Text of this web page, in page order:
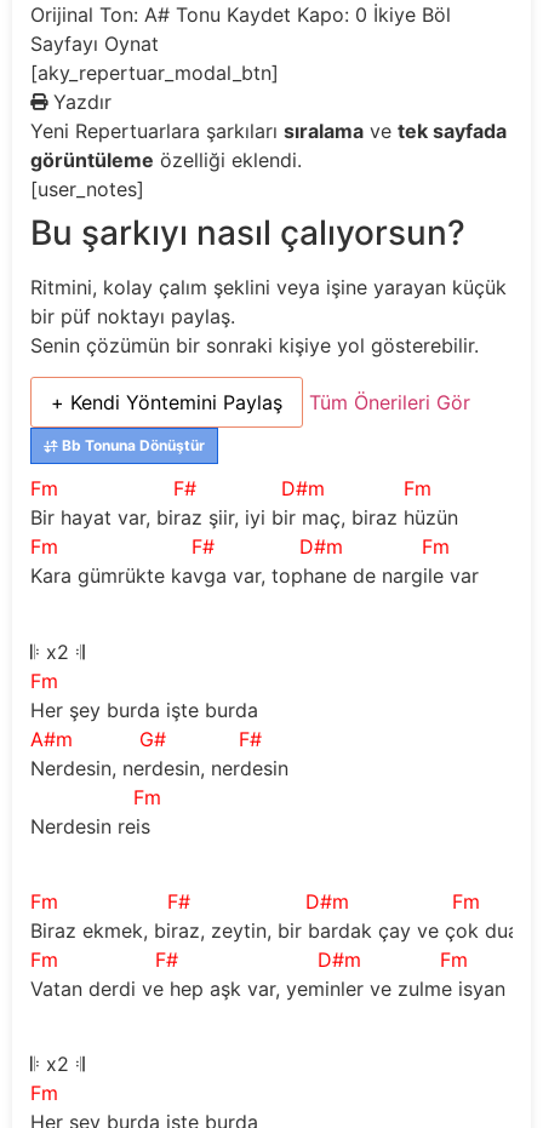
Orijinal Ton: A# Tonu Kaydet Kapo: 0 İkiye Böl
Sayfayı Oynat
[aky_repertuar_modal_btn]
Yazdır
Yeni Repertuarlara şarkıları sıralama ve tek sayfada
görüntüleme özelliği eklendi.
[user_notes]
Bu şarkıyı nasıl çalıyorsun?
Ritmini, kolay çalım şeklini veya işine yarayan küçük
bir püf noktayı paylaş.
Senin çözümün bir sonraki kişiye yol gösterebilir.
+ Kendi Yöntemini Paylaş Tüm Önerileri Gör
Bb Tonuna Dönüştür
Fm F# D#m
Fm
Bir hayat var, biraz şiir, iyi bir maç, biraz hüzün
Fm
F# D#m
Fm
Kara gümrükte kavga var, tophane de nargile var
𝄆 x2 𝄇
Fm
Her şey burda işte burda
A#m
G#
F#
Nerdesin, nerdesin, nerdesin
Fm
Nerdesin reis
Fm F# D#m
Fm
Biraz ekmek, biraz, zeytin, bir bardak çay ve çok dua
Fm
F# D#m
Fm
Vatan derdi ve hep aşk var, yeminler ve zulme isyan
𝄆 x2 𝄇
Fm
Her şey burda işte burda